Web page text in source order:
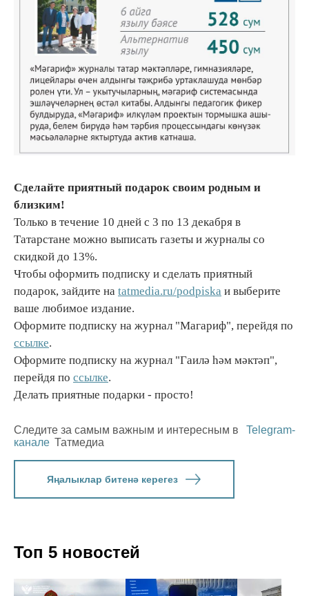
Сделайте приятный подарок своим родным и
близким!
Только в течение 10 дней с 3 по 13 декабря в
Татарстане можно выписать газеты и журналы со
скидкой до 13%.
Чтобы оформить подписку и сделать приятный
подарок, зайдите на tatmedia.ru/podpiska и выберите
ваше любимое издание.
Оформите подписку на журнал "Магариф", перейдя по
ссылке.
Оформите подписку на журнал "Гаилә һәм мәктәп",
перейдя по ссылке.
Делать приятные подарки - просто!
Следите за самым важным и интересным в
Telegram-
канале Татмедиа
Яңалыклар битенә керегез
Топ 5 новостей